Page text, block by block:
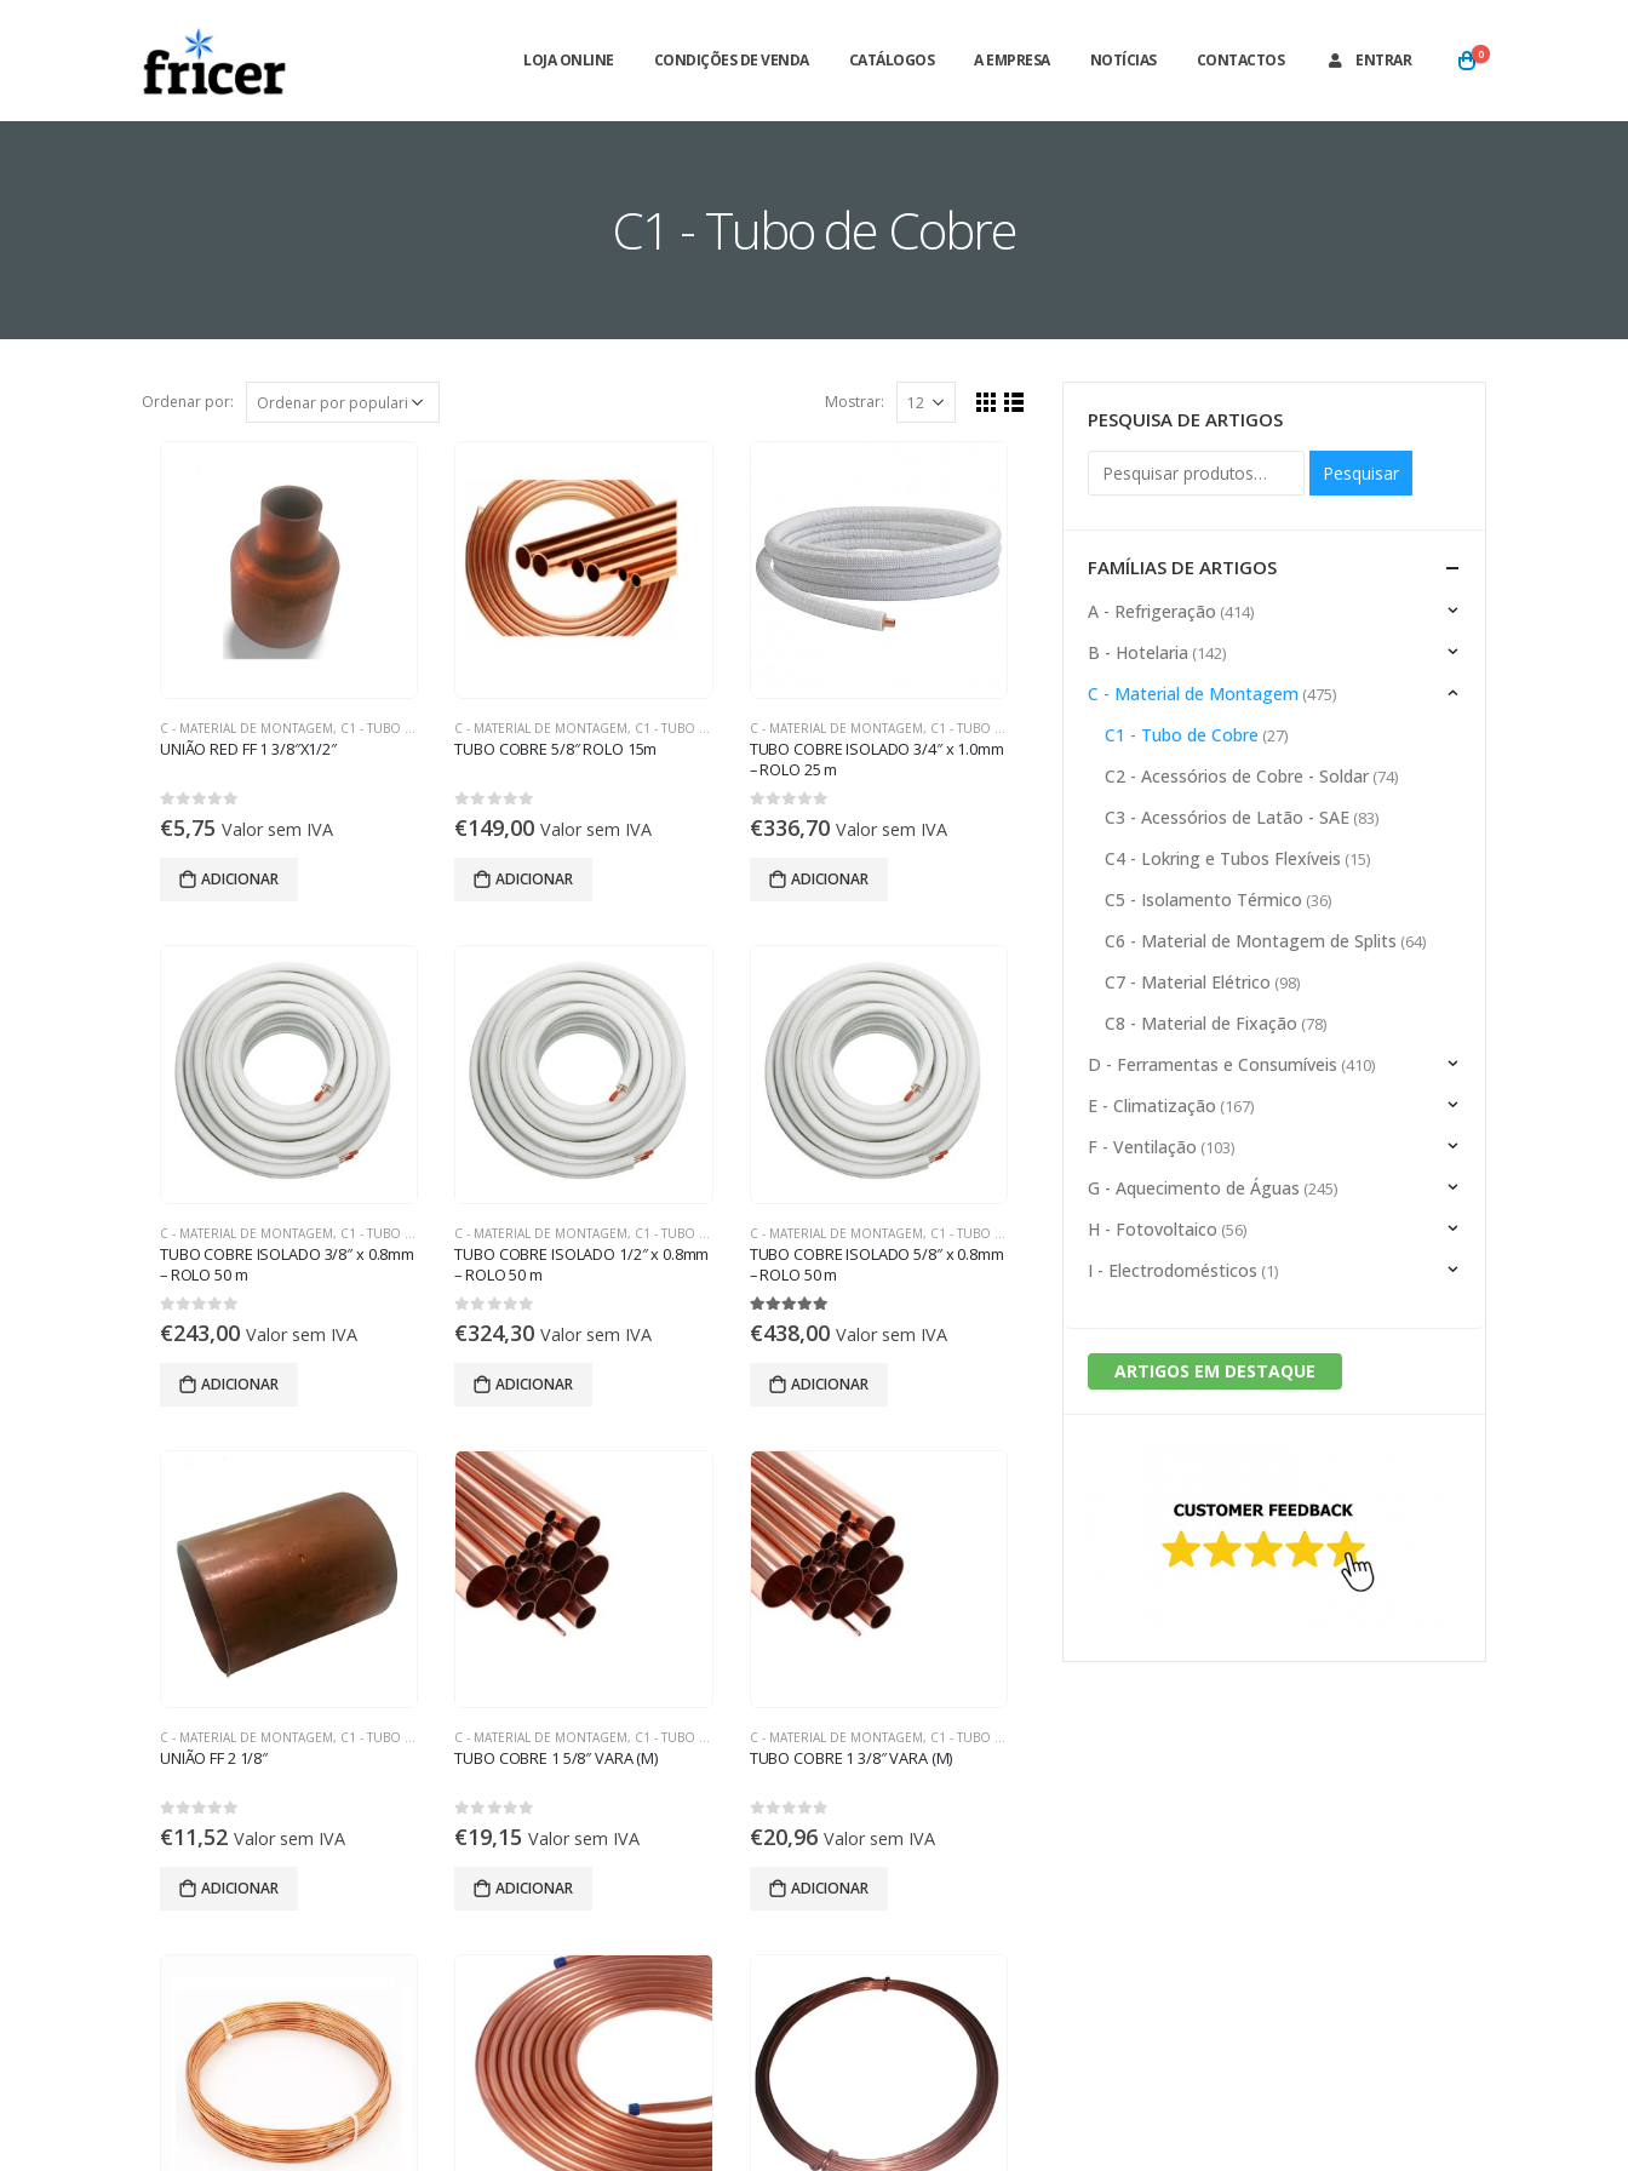
LOJA ONLINE CONDIÇÕES DE VENDA CATÁLOGOS A EMPRESA NOTÍCIAS CONTACTOS ENTRAR 0
C1 - Tubo de Cobre
Ordenar por: Mostrar:
C - MATERIAL DE MONTAGEM, C1 - TUBO DE COBRE
UNIÃO RED FF 1 3/8″X1/2″
0out of 5
€5,75 Valor sem IVA
ADICIONAR
C - MATERIAL DE MONTAGEM, C1 - TUBO DE COBRE
TUBO COBRE 5/8″ ROLO 15m
0out of 5
€149,00 Valor sem IVA
ADICIONAR
C - MATERIAL DE MONTAGEM, C1 - TUBO DE COBRE
TUBO COBRE ISOLADO 3/4″ x 1.0mm
– ROLO 25 m
0out of 5
€336,70 Valor sem IVA
ADICIONAR
C - MATERIAL DE MONTAGEM, C1 - TUBO DE COBRE
TUBO COBRE ISOLADO 3/8″ x 0.8mm
– ROLO 50 m
€243,00 Valor sem IVA
ADICIONAR
C - MATERIAL DE MONTAGEM, C1 - TUBO DE COBRE
TUBO COBRE ISOLADO 1/2″ x 0.8mm
– ROLO 50 m
€324,30 Valor sem IVA
ADICIONAR
C - MATERIAL DE MONTAGEM, C1 - TUBO DE COBRE
TUBO COBRE ISOLADO 5/8″ x 0.8mm
– ROLO 50 m
€438,00 Valor sem IVA
ADICIONAR
C - MATERIAL DE MONTAGEM, C1 - TUBO DE COBRE
UNIÃO FF 2 1/8″
0out of 5
€11,52 Valor sem IVA
ADICIONAR
C - MATERIAL DE MONTAGEM, C1 - TUBO DE COBRE
TUBO COBRE 1 5/8″ VARA (M)
0out of 5
€19,15 Valor sem IVA
ADICIONAR
C - MATERIAL DE MONTAGEM, C1 - TUBO DE COBRE
TUBO COBRE 1 3/8″ VARA (M)
0out of 5
€20,96 Valor sem IVA
ADICIONAR
PESQUISA DE ARTIGOS
Pesquisar
FAMÍLIAS DE ARTIGOS
A - Refrigeração (414)
B - Hotelaria (142)
C - Material de Montagem (475)
C1 - Tubo de Cobre (27)
C2 - Acessórios de Cobre - Soldar (74)
C3 - Acessórios de Latão - SAE (83)
C4 - Lokring e Tubos Flexíveis (15)
C5 - Isolamento Térmico (36)
C6 - Material de Montagem de Splits (64)
C7 - Material Elétrico (98)
C8 - Material de Fixação (78)
D - Ferramentas e Consumíveis (410)
E - Climatização (167)
F - Ventilação (103)
G - Aquecimento de Águas (245)
H - Fotovoltaico (56)
I - Electrodomésticos (1)
ARTIGOS EM DESTAQUE